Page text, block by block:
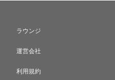
ラウンジ
運営会社
利用規約